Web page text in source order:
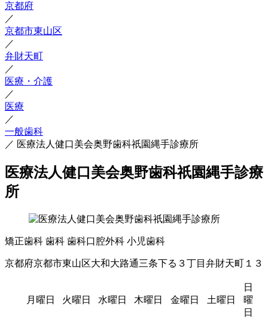
京都府
／
京都市東山区
／
弁財天町
／
医療・介護
／
医療
／
一般歯科
／ 医療法人健口美会奥野歯科祇園縄手診療所
医療法人健口美会奥野歯科祇園縄手診療
所
矯正歯科 歯科 歯科口腔外科 小児歯科
京都府京都市東山区大和大路通三条下る３丁目弁財天町１３
月曜日 火曜日 水曜日 木曜日 金曜日 土曜日
日
曜
日